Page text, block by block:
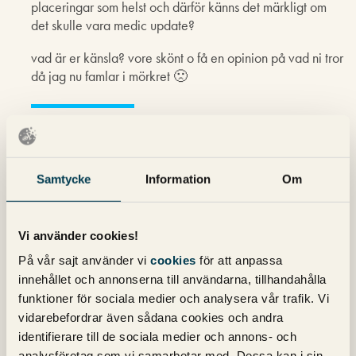
Samtycke Information Om
Vi använder cookies!
På vår sajt använder vi cookies för att anpassa
innehållet och annonserna till användarna, tillhandahålla
funktioner för sociala medier och analysera vår trafik. Vi
vidarebefordrar även sådana cookies och andra
identifierare till de sociala medier och annons- och
placeringar som helst och därför känns det märkligt om
det skulle vara medic update?
vad är er känsla? vore skönt o få en opinion på vad ni tror
då jag nu famlar i mörkret 🙁
Christoffer
27 november 2018 kl. 14:48
vet inte om vår domän gick fram? citylaser.se
Michael Wahlgrenskriver:
28 november 2018 kl. 11:31
Hej Christoffer,